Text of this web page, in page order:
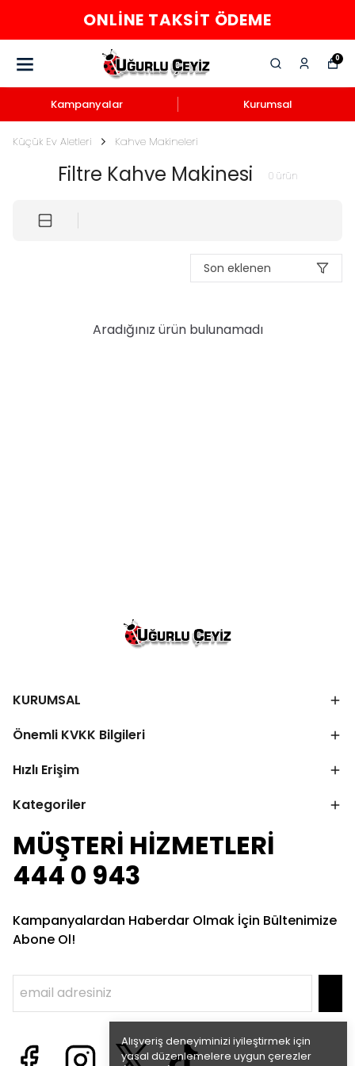
ONLINE TAKSIT ÖDEME
0
Kampanyalar Kurumsal
Alışveriş deneyiminizi iyileştirmek için
yasal düzenlemelere uygun çerezler
Küçük Ev Aletleri Kahve Makineleri
Filtre Kahve Makinesi 0 ürün
Son eklenen
Aradığınız ürün bulunamadı
KURUMSAL
Önemli KVKK Bilgileri
Hızlı Erişim
Kategoriler
MÜŞTERİ HİZMETLERİ
444 0 943
Kampanyalardan Haberdar Olmak İçin Bültenimize
Abone Ol!